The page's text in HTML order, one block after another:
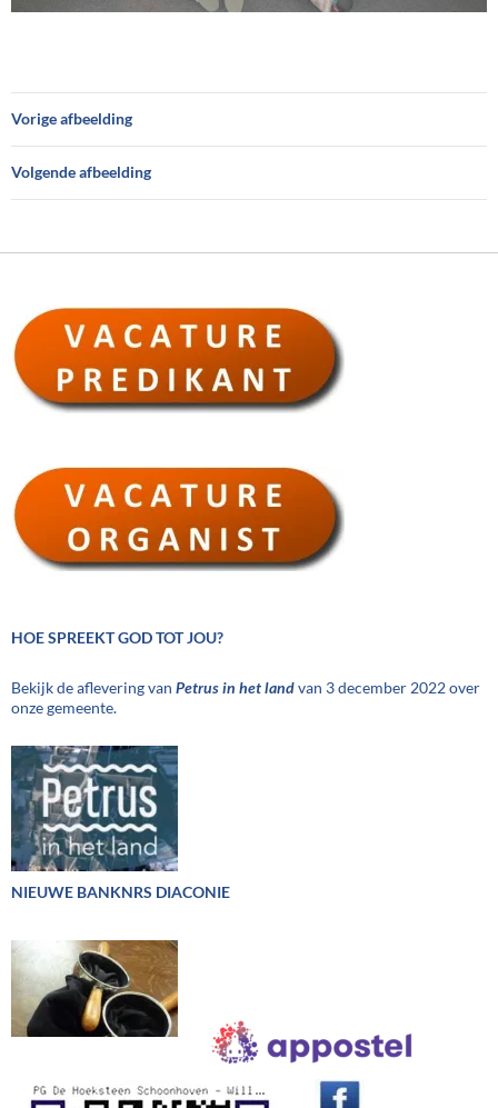
Vorige afbeelding
Volgende afbeelding
HOE SPREEKT GOD TOT JOU?
Bekijk de aflevering van Petrus in het landvan 3 december 2022 over
onze gemeente.
NIEUWE BANKNRS DIACONIE